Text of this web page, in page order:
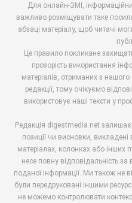
Для онлайн-ЗМІ,
важливо розміщувати таке
абзаці матеріалу, щоб читачі
Це правило покликане
прозорість використання
матеріалів, отриманих з
редакції, тому очікуємо
використовує наші тексти у
Редакція digestmedia.net
позиції чи висновки, викладені
матеріалах, колонках або інших
несе повну відповідальність за
поданої інформації. Ми також не
були передруковані іншими
не можемо контролювати